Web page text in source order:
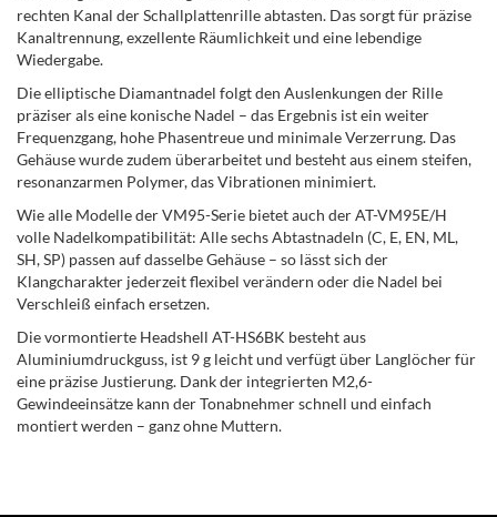
rechten Kanal der Schallplattenrille abtasten. Das sorgt für präzise
Kanaltrennung, exzellente Räumlichkeit und eine lebendige
Wiedergabe.
Die elliptische Diamantnadel folgt den Auslenkungen der Rille
präziser als eine konische Nadel – das Ergebnis ist ein weiter
Frequenzgang, hohe Phasentreue und minimale Verzerrung. Das
Gehäuse wurde zudem überarbeitet und besteht aus einem steifen,
resonanzarmen Polymer, das Vibrationen minimiert.
Wie alle Modelle der VM95-Serie bietet auch der AT-VM95E/H
volle Nadelkompatibilität: Alle sechs Abtastnadeln (C, E, EN, ML,
SH, SP) passen auf dasselbe Gehäuse – so lässt sich der
Klangcharakter jederzeit flexibel verändern oder die Nadel bei
Verschleiß einfach ersetzen.
Die vormontierte Headshell AT-HS6BK besteht aus
Aluminiumdruckguss, ist 9 g leicht und verfügt über Langlöcher für
eine präzise Justierung. Dank der integrierten M2,6-
Gewindeeinsätze kann der Tonabnehmer schnell und einfach
montiert werden – ganz ohne Muttern.